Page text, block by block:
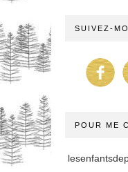
SUIVEZ-MOI
POUR ME